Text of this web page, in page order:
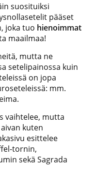
suosituiksi
pääset
joka tuo hienoimmat
maailmaa!
mutta ne
setelipainossa kuin
on jopa
mm.
vaihtelee, mutta
kuten
esittelee
tornin,
sekä Sagrada